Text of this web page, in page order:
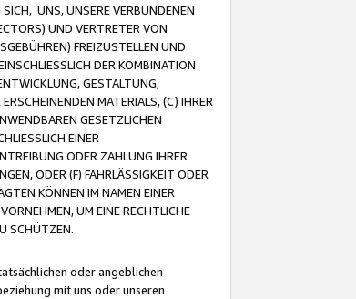
UNS, UNSERE VERBUNDENEN
UND VERTRETER VON
FREIZUSTELLEN UND
DER KOMBINATION
GESTALTUNG,
MATERIALS, (C) IHRER
GESETZLICHEN
EINER
ODER ZAHLUNG IHRER
ODER (F) FAHRLÄSSIGKEIT ODER
KÖNNEN IM NAMEN EINER
UM EINE RECHTLICHE
SCHÜTZEN.
oder angeblichen
mit uns oder unseren